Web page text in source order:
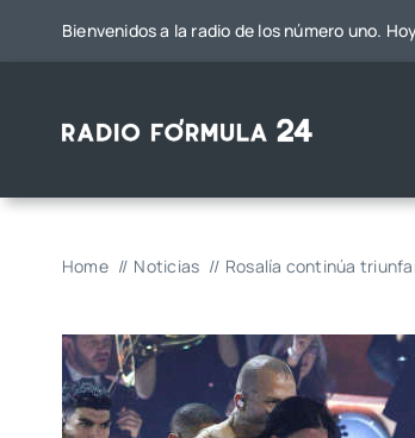
Bienvenidos a la radio de los número uno.
Home Noticias Rosalía continúa